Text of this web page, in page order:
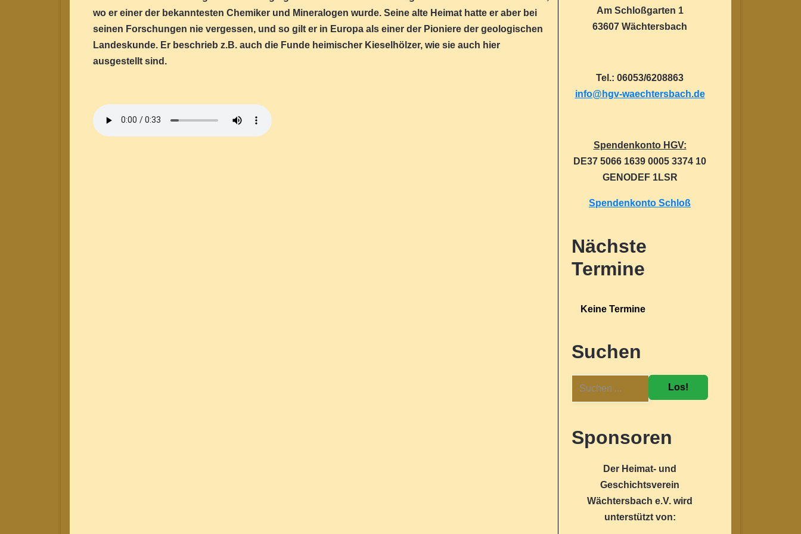
wo er einer der bekanntesten Chemiker und Mineralogen wurde. Seine alte Heimat hatte er aber bei
seinen Forschungen nie vergessen, und so gilt er in Europa als einer der Pioniere der geologischen
Landeskunde. Er beschrieb z.B. auch die Funde heimischer Kieselhölzer, wie sie auch hier
ausgestellt sind.
Am Schloßgarten 1
63607 Wächtersbach
Tel.: 06053/6208863
info@hgv-waechtersbach.de
Spendenkonto HGV:
DE37 5066 1639 0005 3374 10
GENODEF 1LSR
Spendenkonto Schloß
Nächste
Termine
Keine Termine
Suchen
Los!
Sponsoren
Der Heimat- und
Geschichtsverein
Wächtersbach e.V. wird
unterstützt von: